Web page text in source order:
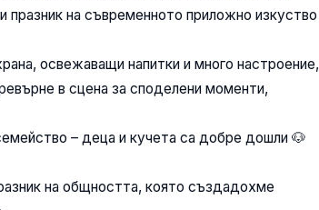
празник на съвременното приложно изкуство
освежаващи напитки и много настроение,
в сцена за споделени моменти,
– деца и кучета са добре дошли 🐶
на общността, която създадохме